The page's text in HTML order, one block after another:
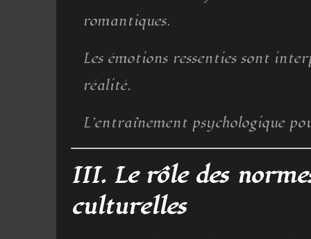
romantiques.
Les émotions ressenties sont
réalité.
L’entraînement psychologique
III. Le rôle des
culturelles